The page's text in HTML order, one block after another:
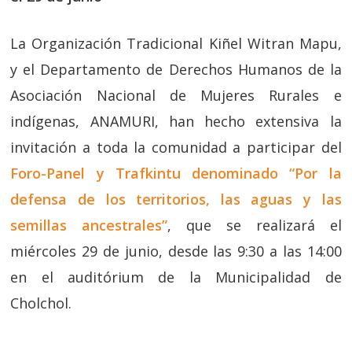
La Organización Tradicional Kiñel Witran Mapu,
y el Departamento de Derechos Humanos de la
Asociación Nacional de Mujeres Rurales e
indígenas, ANAMURI, han hecho extensiva la
invitación a toda la comunidad a participar del
Foro-Panel y Trafkintu denominado “Por la
defensa de los territorios, las aguas y las
semillas ancestrales”, que se realizará el
miércoles 29 de junio, desde las 9:30 a las 14:00
en el auditórium de la Municipalidad de
Cholchol.